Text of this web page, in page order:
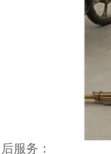
服务：